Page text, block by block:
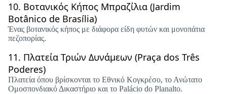
10. Βοτανικός Κήπος Μπραζίλια (Jardim
Botânico de Brasília)
Ένας βοτανικός κήπος με διάφορα είδη φυτών και μονοπάτια
πεζοπορίας.
11. Πλατεία Τριών Δυνάμεων (Praça dos Três
Poderes)
Πλατεία όπου βρίσκονται το Εθνικό Κογκρέσο, το Ανώτατο
Ομοσπονδιακό Δικαστήριο και το Palácio do Planalto.